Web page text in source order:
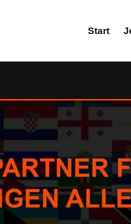
Start
Übersetzungsbüro.
➡️ Guul Prime, für Roßdorf –
und ✓Übersetzungsbüro. Wir